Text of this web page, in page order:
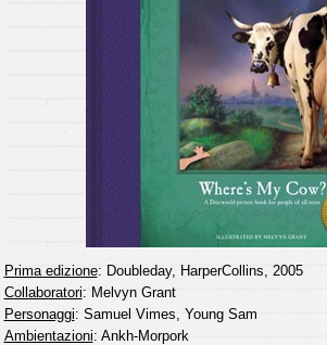
Prima edizione: Doubleday, HarperCollins, 2005
Collaboratori: Melvyn Grant
Personaggi: Samuel Vimes, Young Sam
Ambientazioni: Ankh-Morpork